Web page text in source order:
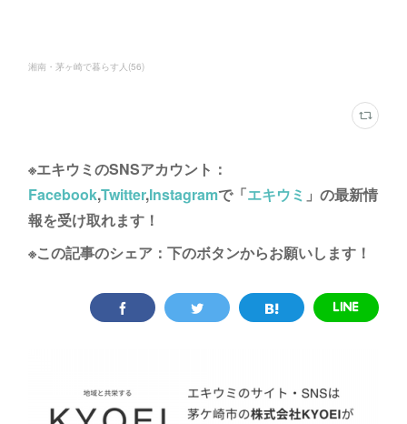
湘南・茅ヶ崎で暮らす人 (56)
※エキウミのSNSアカウント：
Facebook,Twitter,Instagramで「エキウミ 」の最新情
報を受け取れます！
※この記事のシェア：下のボタンからお願いします！